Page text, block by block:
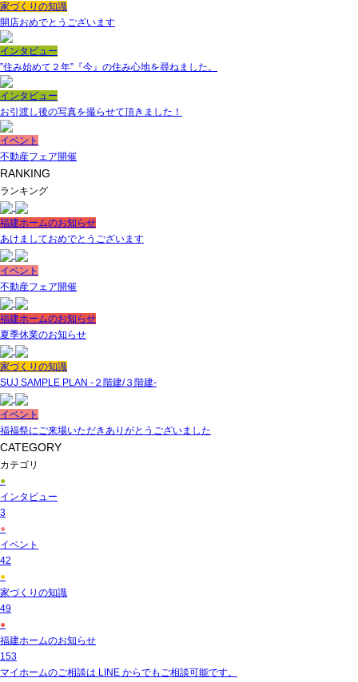
家づくりの知識
開店おめでとうございます
インタビュー
”住み始めて２年”『今』の住み心地を尋ねました。
インタビュー
お引渡し後の写真を撮らせて頂きました！
イベント
不動産フェア開催
RANKING
ランキング
福建ホームのお知らせ
あけましておめでとうございます
イベント
不動産フェア開催
福建ホームのお知らせ
夏季休業のお知らせ
家づくりの知識
SUJ SAMPLE PLAN -２階建/３階建-
イベント
福福祭にご来場いただきありがとうございました
CATEGORY
カテゴリ
●
インタビュー
3
●
イベント
42
●
家づくりの知識
49
●
福建ホームのお知らせ
153
マイホームのご相談は LINE からでもご相談可能です。